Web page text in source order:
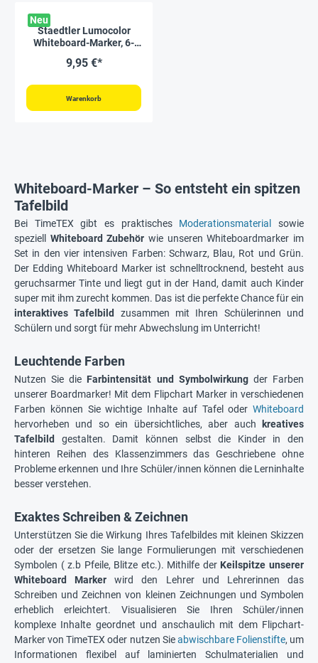
Neu
Staedtler Lumocolor
Whiteboard-Marker, 6-
9,95 €*
Warenkorb
Whiteboard-Marker – So entsteht ein spitzen
Tafelbild
Bei TimeTEX gibt es praktisches Moderationsmaterial
sowie
speziell Whiteboard Zubehör wie unseren Whiteboardmarker im
Set in den vier intensiven Farben: Schwarz, Blau, Rot und Grün.
Der Edding Whiteboard Marker ist schnelltrocknend, besteht aus
geruchsarmer Tinte und liegt gut in der Hand, damit auch Kinder
super mit ihm zurecht kommen. Das ist die perfekte Chance für ein
interaktives Tafelbild
zusammen mit Ihren Schülerinnen und
Schülern und sorgt für mehr Abwechslung im Unterricht!
Leuchtende Farben
Nutzen Sie die Farbintensität und Symbolwirkungder Farben
unserer Boardmarker! Mit dem Flipchart Marker in verschiedenen
Farben können Sie wichtige Inhalte auf Tafel oder Whiteboard
hervorheben und so ein übersichtliches, aber auch
kreatives
Tafelbild
gestalten. Damit können selbst die Kinder in den
hinteren Reihen des Klassenzimmers das Geschriebene ohne
Probleme erkennen und Ihre Schüler/innen können die Lerninhalte
besser verstehen.
Exaktes Schreiben & Zeichnen
Unterstützen Sie die Wirkung Ihres Tafelbildes mit kleinen Skizzen
oder der ersetzen Sie lange Formulierungen mit verschiedenen
Symbolen ( z.b Pfeile, Blitze etc.). Mithilfe der Keilspitze unserer
Whiteboard Marker wird den Lehrer und Lehrerinnen das
Schreiben und Zeichnen von kleinen Zeichnungen und Symbolen
erheblich erleichtert. Visualisieren Sie Ihren Schüler/innen
komplexe Inhalte geordnet und anschaulich mit dem Flipchart-
Marker von TimeTEX oder nutzen Sieabwischbare Folienstifte, um
Informationen flexibel auf laminierten Schulmaterialien und